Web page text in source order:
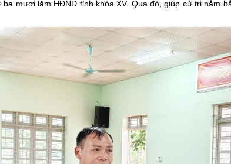
mươi lăm HĐND tỉnh khóa XV. Qua đó, giúp cử tri nắm